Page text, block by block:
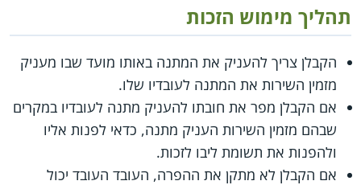
תהליך מימוש הזכות
הקבלן צריך להעניק את המתנה באותו מועד שבו מעניק
מזמין השירות את המתנה לעובדיו שלו.
אם הקבלן מפר את חובתו להעניק מתנה לעובדיו במקרים
שבהם מזמין השירות העניק מתנה, כדאי לפנות אליו
ולהפנות את תשומת ליבו לזכות.
אם הקבלן לא מתקן את ההפרה, העובד העובד יכול